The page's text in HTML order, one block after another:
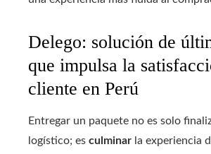
Delego: solución de
que impulsa la
cliente en Perú
Entregar un paquete no es solo
logístico; es culminar la experiencia